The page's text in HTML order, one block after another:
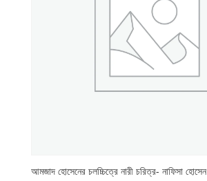
আমজাদ হোসেনের চলচ্চিত্রে নারী চরিত্র- নাফিসা হোসেন